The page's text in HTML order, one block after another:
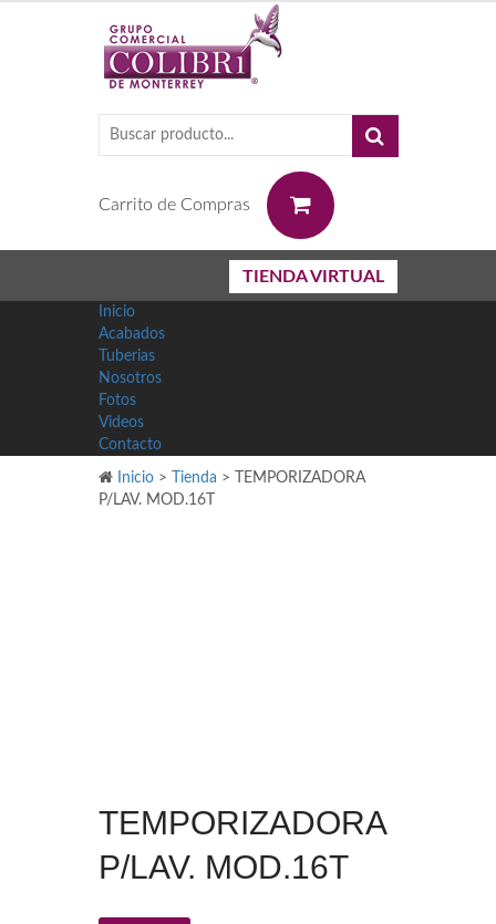
Carrito de Compras
TIENDA VIRTUAL
Inicio
Acabados
Tuberias
Nosotros
Fotos
Videos
Contacto
Inicio > Tienda >
TEMPORIZADORA
P/LAV. MOD.16T
TEMPORIZADORA
P/LAV. MOD.16T